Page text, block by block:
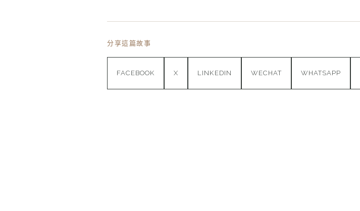
分享這篇故事
FACEBOOK X LINKEDIN WECHAT WHATSAPP